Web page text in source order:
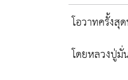
โอวาทครั้งสุ
โดยหลวงปู่มั่